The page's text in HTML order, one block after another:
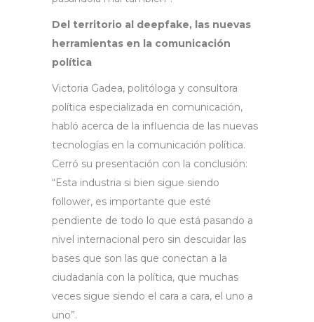
Del territorio al deepfake, las nuevas
herramientas en la comunicación
política
Victoria Gadea, politóloga y consultora
política especializada en comunicación,
habló acerca de la influencia de las nuevas
tecnologías en la comunicación política.
Cerró su presentación con la conclusión:
“Esta industria si bien sigue siendo
follower, es importante que esté
pendiente de todo lo que está pasando a
nivel internacional pero sin descuidar las
bases que son las que conectan a la
ciudadanía con la política, que muchas
veces sigue siendo el cara a cara, el uno a
uno”.